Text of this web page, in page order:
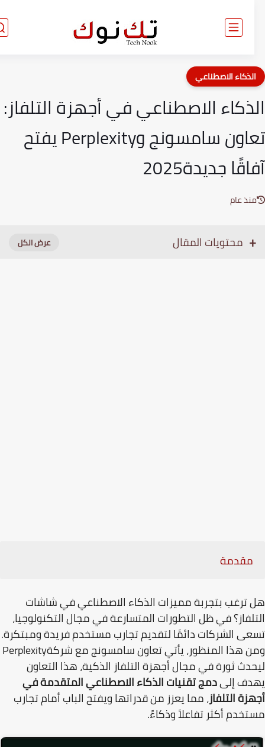
الاصطناعي
الاصطناعي في أجهزة التلفاز:
تعاون سامسونج وPerplexity يفتح
جديدة2025
عام
محتويات المقال
مقدمة
بتجربة مميزات الذكاء الاصطناعي في شاشات
في ظل التطورات المتسارعة في مجال التكنولوجيا،
الشركات دائمًا لتقديم تجارب مستخدم فريدة ومبتكرة.
هذا المنظور، يأتي تعاون سامسونج مع شركةPerplexity
ثورة في مجال أجهزة التلفاز الذكية، هذا التعاون
إلىدمج تقنيات الذكاء الاصطناعي المتقدمة في
التلفاز، مما يعزز من قدراتها ويفتح الباب أمام تجارب
أكثر تفاعلاً وذكاءً.